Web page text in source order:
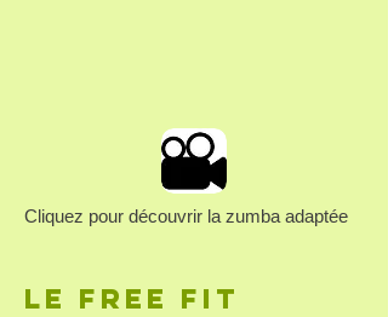
Cliquez pour découvrir la zumba adaptée
le Free fit